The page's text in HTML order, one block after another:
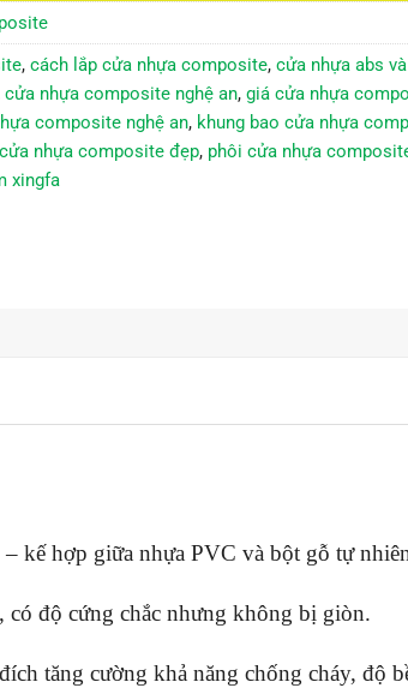
, cách lắp cửa nhựa composite, cửa nhựa abs
cửa nhựa composite nghệ an, giá cửa nhựa
composite nghệ an, khung bao cửa nhựa
nhựa composite đẹp, phôi cửa nhựa
xingfa
kế hợp giữa nhựa PVC và bột gỗ tự
có độ cứng chắc nhưng không bị giòn.
tăng cường khả năng chống cháy, độ